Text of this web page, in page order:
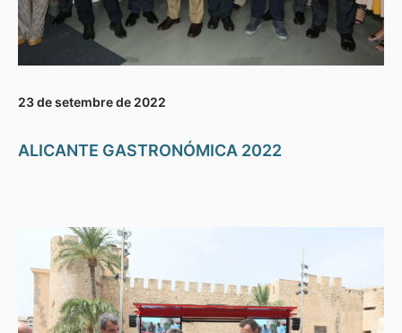
23 de setembre de 2022
ALICANTE GASTRONÓMICA 2022